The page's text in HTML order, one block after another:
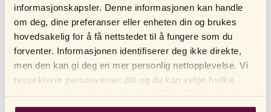
informasjonskapsler. Denne informasjonen kan handle
om deg, dine preferanser eller enheten din og brukes
hovedsakelig for å få nettstedet til å fungere som du
forventer. Informasjonen identifiserer deg ikke direkte,
men den kan gi deg en mer personlig nettopplevelse. Vi
respekterer personvernet ditt og du kan velge hvilke
kategorioverskriftene for å finne ut mer og endre
sans. Tasty inkluderer en rekke aromatiske, tynne, rette, profilerte,
knudrete og glatte kondomer. RFSU Tasty er kategorisert som
kondomer med smak og er tilgjengelig i pakker med 10 stk.
1 stk Profil Juicy Grape.
VIS MER
LES MER
BRUK
HVILKET KONDOM PASSER MEG?